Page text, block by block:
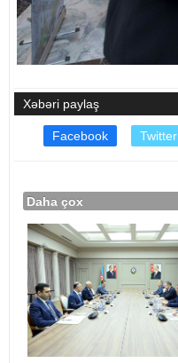
Xəbəri paylaş
Facebook Twitter
Daha çox